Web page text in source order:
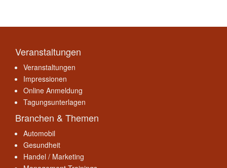
Veranstaltungen
Veranstaltungen
Impressionen
Online Anmeldung
Tagungsunterlagen
Branchen & Themen
Automobil
Gesundheit
Handel / Marketing